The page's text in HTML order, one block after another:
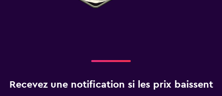
Recevez une notification si les prix baissent